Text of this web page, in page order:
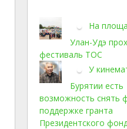
На
Улан-Удэ
фестиваль ТОС
У
Бурятии есть
возможность снять
поддержке гранта
Президентского